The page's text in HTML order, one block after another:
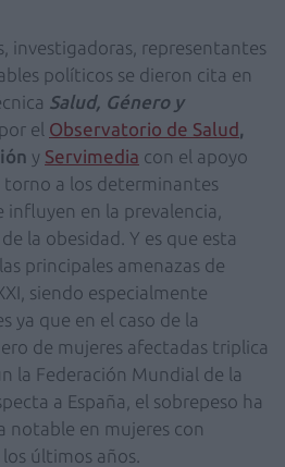
investigadoras, representantes
políticos se dieron cita en
Salud, Género y
el Observatorio de Salud,
y Servimedia con el apoyo
torno a los determinantes
influyen en la prevalencia,
la obesidad. Y es que esta
principales amenazas de
siendo especialmente
ya que en el caso de la
de mujeres afectadas triplica
la Federación Mundial de la
a España, el sobrepeso ha
notable en mujeres con
últimos años.